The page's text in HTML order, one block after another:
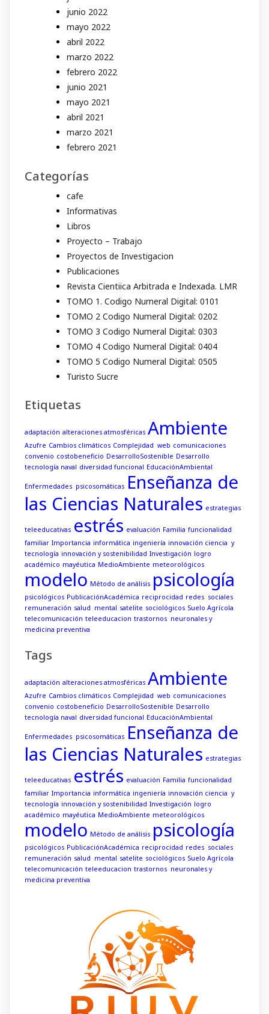
junio 2022
mayo 2022
abril 2022
marzo 2022
febrero 2022
junio 2021
mayo 2021
abril 2021
marzo 2021
febrero 2021
Categorías
cafe
Informativas
Libros
Proyecto – Trabajo
Proyectos de Investigacion
Publicaciones
Revista Cientiica Arbitrada e Indexada. LMR
TOMO 1. Codigo Numeral Digital: 0101
TOMO 2 Codigo Numeral Digital: 0202
TOMO 3 Codigo Numeral Digital: 0303
TOMO 4 Codigo Numeral Digital: 0404
TOMO 5 Codigo Numeral Digital: 0505
Turisto Sucre
Etiquetas
adaptación alteraciones atmosféricas Ambiente
Azufre Cambios climáticos Complejidad web comunicaciones
convenio costobeneficio DesarrolloSostenible Desarrollo
tecnología naval diversidad funcional EducaciónAmbiental
Enfermedades psicosomáticas Enseñanza de
las Ciencias Naturales estrategias
teleeducativas estrés evaluación Familia funcionalidad
familiar Importancia informática ingeniería innovación ciencia y
tecnología innovación y sostenibilidad Investigación logro
académico mayéutica MedioAmbiente meteorológicos
modelo Método de análisis psicología
psicológicos PublicaciónAcadémica reciprocidad redes sociales
remuneración salud mental satelite sociológicos Suelo Agrícola
telecomunicación teleeducacion trastornos neuronales y
medicina preventiva
Tags
adaptación alteraciones atmosféricas Ambiente
Azufre Cambios climáticos Complejidad web comunicaciones
convenio costobeneficio DesarrolloSostenible Desarrollo
tecnología naval diversidad funcional EducaciónAmbiental
Enfermedades psicosomáticas Enseñanza de
las Ciencias Naturales estrategias
teleeducativas estrés evaluación Familia funcionalidad
familiar Importancia informática ingeniería innovación ciencia y
tecnología innovación y sostenibilidad Investigación logro
académico mayéutica MedioAmbiente meteorológicos
modelo Método de análisis psicología
psicológicos PublicaciónAcadémica reciprocidad redes sociales
remuneración salud mental satelite sociológicos Suelo Agrícola
telecomunicación teleeducacion trastornos neuronales y
medicina preventiva